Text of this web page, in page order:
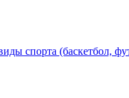
спорта (баскетбол,